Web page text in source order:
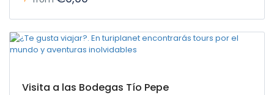
Visita a las Bodegas Tío Pepe